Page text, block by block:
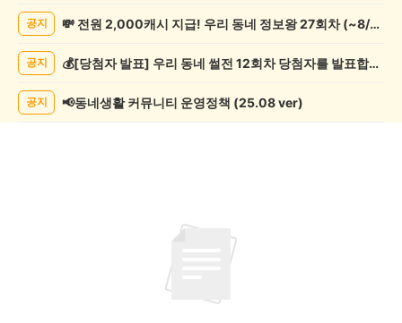
록
공지 💸 전원 2,000캐시 지급! 우리 동네 정보왕 27회차 (~8/10)
공지 💰[당첨자 발표] 우리 동네 썰전 12회차 당첨자를 발표합니다!
공지 📢동네생활 커뮤니티 운영정책 (25.08 ver)